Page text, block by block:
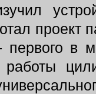
проект
первого в
работы